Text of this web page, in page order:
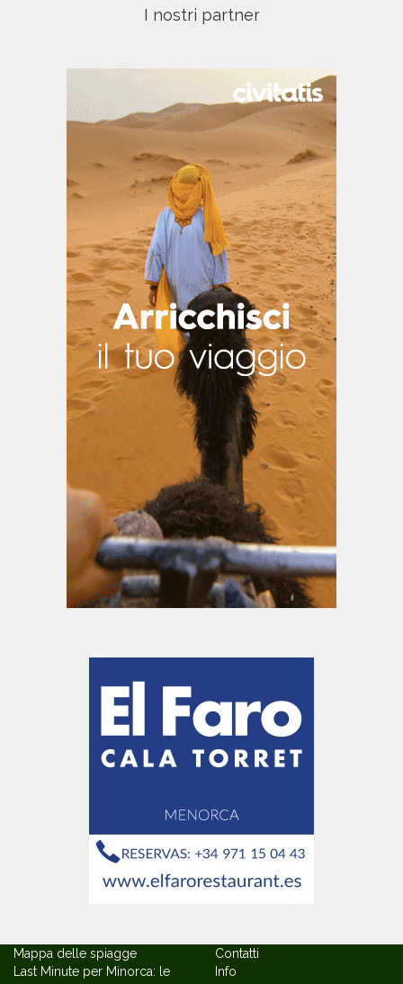
I più visti
Previsioni Meteo
Spiagge di Minorca
Villaggi Turistici All Inclusive
Appartamenti
Noleggio auto
Voli per Minorca
Mappe delle spiagge di Minorca
I nostri partner